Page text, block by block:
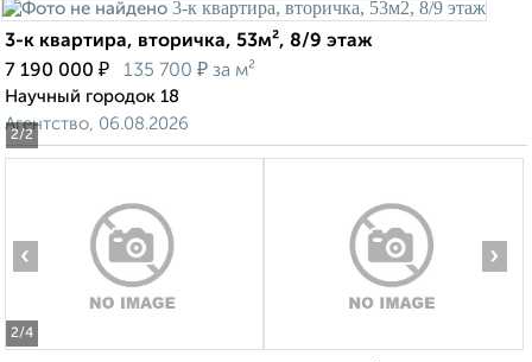
2/2
3-к квартира, вторичка, 53м², 8/9 этаж
7 190 000 ₽ 135 700 ₽ за м²
Научный городок 18
Агентство, 06.08.2026
2/4
‹ ›